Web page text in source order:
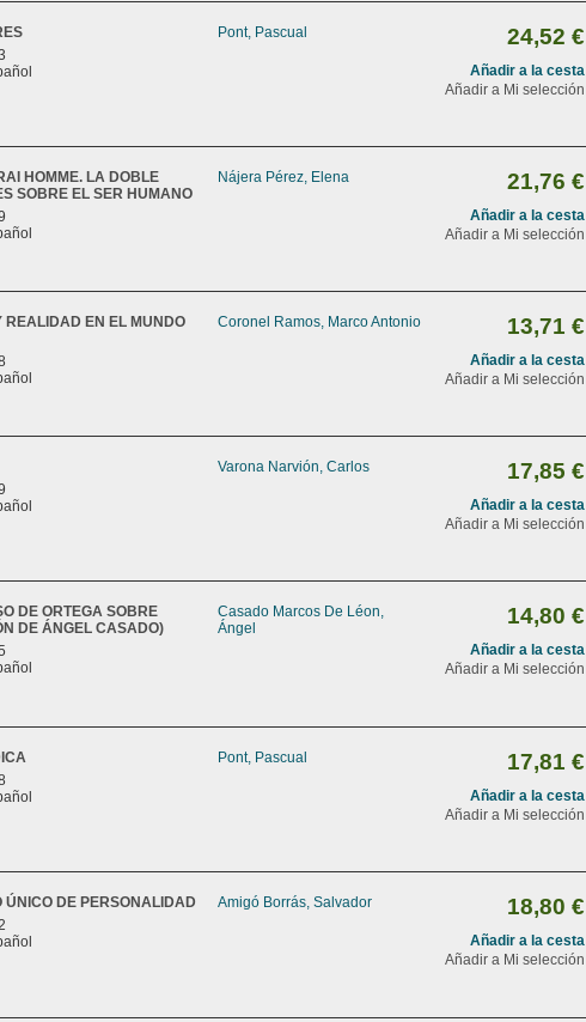
Pont, Pascual 24,52 €
Añadir a la cesta
Añadir a Mi selección
HOMME. LA DOBLE
SOBRE EL SER HUMANO
Nájera Pérez, Elena 21,76 €
Añadir a la cesta
Añadir a Mi selección
REALIDAD EN EL MUNDO
Coronel Ramos, Marco Antonio 13,71 €
Añadir a la cesta
Añadir a Mi selección
Varona Narvión, Carlos 17,85 €
Añadir a la cesta
Añadir a Mi selección
DE ORTEGA SOBRE
DE ÁNGEL CASADO)
Casado Marcos De Léon,
Ángel
14,80 €
Añadir a la cesta
Añadir a Mi selección
Pont, Pascual 17,81 €
Añadir a la cesta
Añadir a Mi selección
ÚNICO DE PERSONALIDAD
Amigó Borrás, Salvador 18,80 €
Añadir a la cesta
Añadir a Mi selección